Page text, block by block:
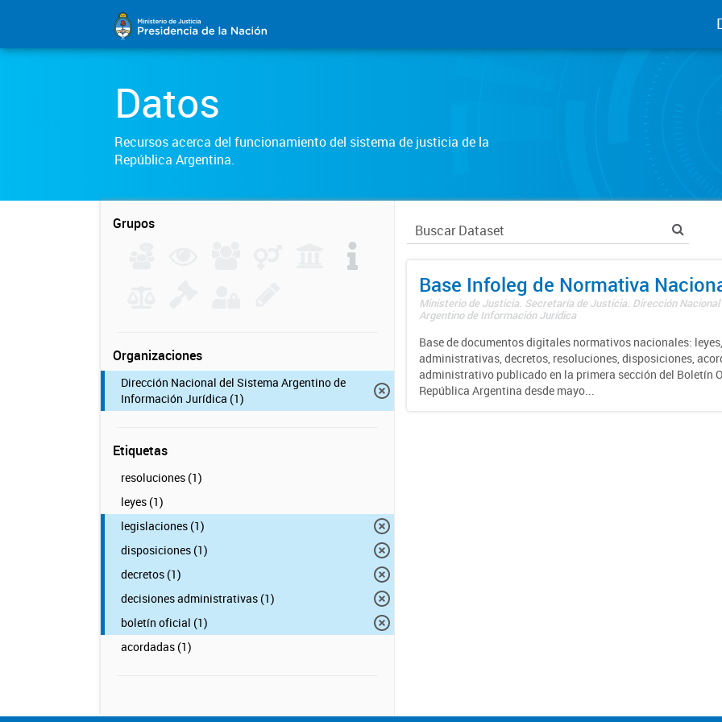
Datos
Recursos acerca del funcionamiento del sistema de justicia de la
República Argentina.
Grupos
Organizaciones
Dirección Nacional del Sistema Argentino de
Información Jurídica (1)
Etiquetas
resoluciones (1)
leyes (1)
legislaciones (1)
disposiciones (1)
decretos (1)
decisiones administrativas (1)
boletín oficial (1)
acordadas (1)
Base Infoleg de Normativa
Ministerio de Justicia. Secretaría de Justicia. Dirección Nacional
Argentino de Información Jurídica
Base de documentos digitales normativos nacionales:
administrativas, decretos, resoluciones, disposiciones,
administrativo publicado en la primera sección del Boletín
República Argentina desde mayo...